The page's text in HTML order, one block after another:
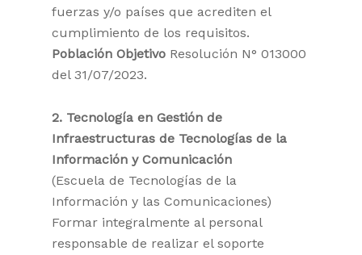
fuerzas y/o países que acrediten el
cumplimiento de los requisitos.
Población Objetivo Resolución N° 013000
del 31/07/2023.
2. Tecnología en Gestión de
Infraestructuras de Tecnologías de la
Información y Comunicación
(Escuela de Tecnologías de la
Información y las Comunicaciones)
Formar integralmente al personal
responsable de realizar el soporte